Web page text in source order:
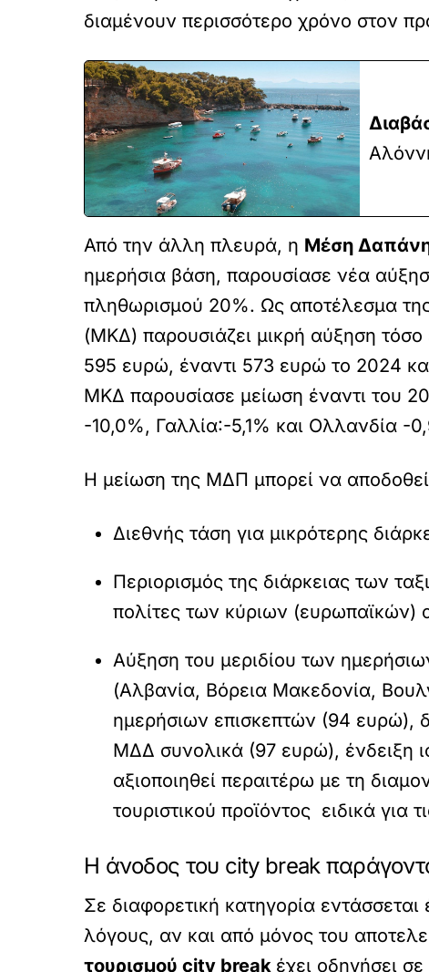
διαμένουν περισσότερο χρόνο στον
Από την άλλη πλευρά, η Μέση
ημερήσια βάση, παρουσίασε νέα
πληθωρισμού 20%. Ως αποτέλεσμα
(ΜΚΔ) παρουσιάζει μικρή αύξηση
595 ευρώ, έναντι 573 ευρώ το 2024
ΜΚΔ παρουσίασε μείωση έναντι του
-10,0%, Γαλλία:-5,1% και Ολλανδία -
Η μείωση της ΜΔΠ μπορεί να
Διεθνής τάση για μικρότερης
Περιορισμός της διάρκειας των
πολίτες των κύριων (ευρωπαϊκών)
Αύξηση του μεριδίου των
(Αλβανία, Βόρεια Μακεδονία,
ημερήσιων επισκεπτών (94 ευρώ),
ΜΔΔ συνολικά (97 ευρώ), ένδειξη
αξιοποιηθεί περαιτέρω με τη
τουριστικού προϊόντος ειδικά για
Η άνοδος του city break
Σε διαφορετική κατηγορία
λόγους, αν και από μόνος του
τουρισμού city break έχει οδηγήσει